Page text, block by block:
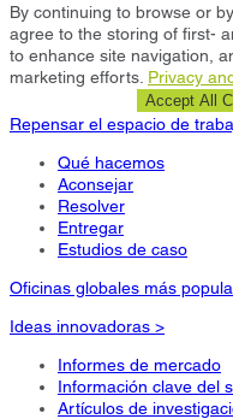
By continuing to browse or
agree to the storing of first-
to enhance site navigation,
marketing efforts. Privacy
Accept All
Repensar el espacio de
Qué hacemos
Aconsejar
Resolver
Entregar
Estudios de caso
Oficinas globales más
Ideas innovadoras >
Informes de mercado
Información clave del
Artículos de